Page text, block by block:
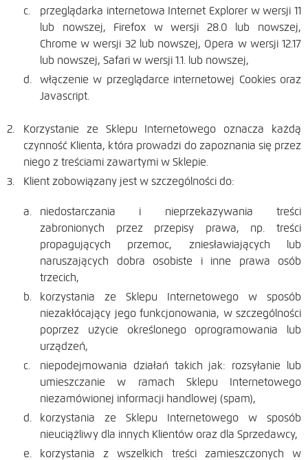
przeglądarka internetowa Internet Explorer w wersji 11
lub nowszej, Firefox w wersji 28.0 lub nowszej,
Chrome w wersji 32 lub nowszej, Opera w wersji 12.17
lub nowszej, Safari w wersji 1.1. lub nowszej,
włączenie w przeglądarce internetowej Cookies oraz
Javascript.
Korzystanie ze Sklepu Internetowego oznacza każdą
czynność Klienta, która prowadzi do zapoznania się przez
niego z treściami zawartymi w Sklepie.
Klient zobowiązany jest w szczególności do:
niedostarczania i nieprzekazywania treści
zabronionych przez przepisy prawa, np. treści
propagujących przemoc, zniesławiających lub
naruszających dobra osobiste i inne prawa osób
trzecich,
korzystania ze Sklepu Internetowego w sposób
niezakłócający jego funkcjonowania, w szczególności
poprzez użycie określonego oprogramowania lub
urządzeń,
niepodejmowania działań takich jak: rozsyłanie lub
umieszczanie w ramach Sklepu Internetowego
niezamówionej informacji handlowej (spam),
korzystania ze Sklepu Internetowego w sposób
nieuciążliwy dla innych Klientów oraz dla Sprzedawcy,
korzystania z wszelkich treści zamieszczonych w